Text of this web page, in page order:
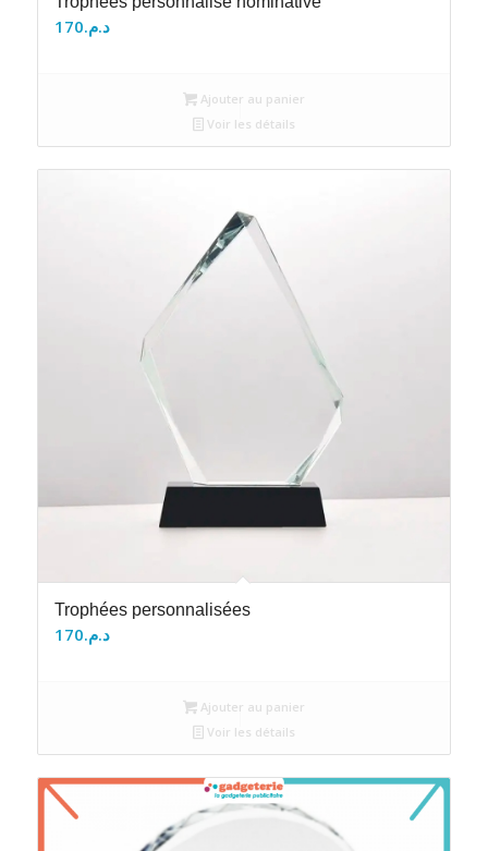
د.م.170
Ajouter au panier
Voir les détails
Trophées personnalisées
د.م.170
Ajouter au panier
Voir les détails